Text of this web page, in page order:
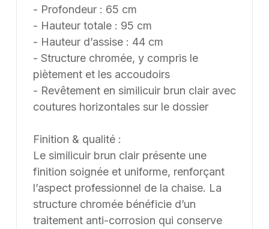
- Profondeur : 65 cm
- Hauteur totale : 95 cm
- Hauteur d’assise : 44 cm
- Structure chromée, y compris le
piètement et les accoudoirs
- Revêtement en similicuir brun clair avec
coutures horizontales sur le dossier
Finition & qualité :
Le similicuir brun clair présente une
finition soignée et uniforme, renforçant
l’aspect professionnel de la chaise. La
structure chromée bénéficie d’un
traitement anti-corrosion qui conserve